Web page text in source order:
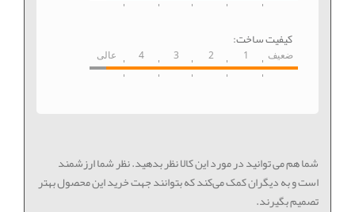
کیفیت ساخت:
ضعیف 1
2
3
4 عالی
شما هم می توانید در مورد این کالا نظر بدهید. نظر شما ارزشمند
است و به دیگران کمک می‌کند که بتوانند جهت خرید این محصول بهتر
تصمیم بگیرند.